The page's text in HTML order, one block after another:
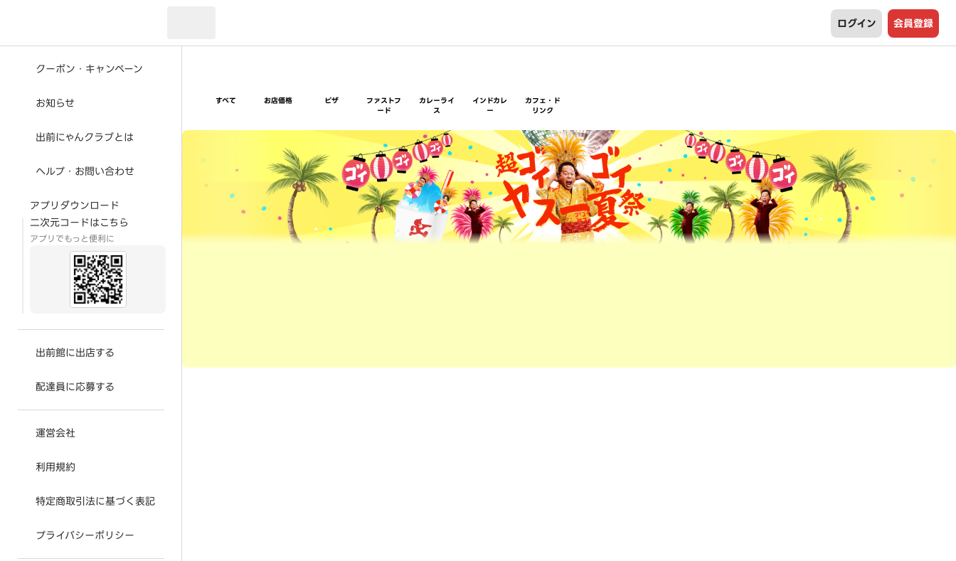
ログイン 会員登録
クーポン・キャンペーン
お知らせ
出前にゃんクラブとは
ヘルプ・お問い合わせ
アプリダウンロード
二次元コードはこちら
アプリでもっと便利に
出前館に出店する
配達員に応募する
運営会社
利用規約
特定商取引法に基づく表記
プライバシーポリシー
すべて お店価格 ピザ
ファストフ
ード
カレーライ
ス
インドカレ
ー
カフェ・ド
リンク
超ゴイゴイヤスー夏祭